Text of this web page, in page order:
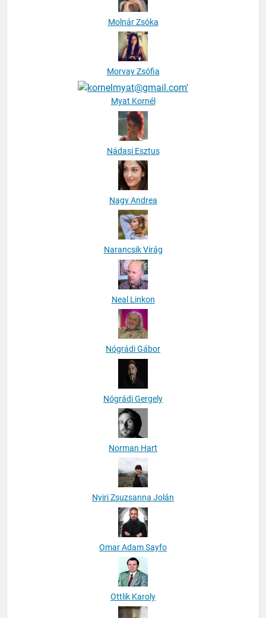
Molnár Zsóka
Morvay Zsófia
Myat Kornél
Nádasi Esztus
Nagy Andrea
Narancsik Virág
Neal Linkon
Nógrádi Gábor
Nógrádi Gergely
Norman Hart
Nyiri Zsuzsanna Jolán
Omar Adam Sayfo
Ottlik Karoly